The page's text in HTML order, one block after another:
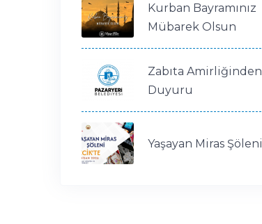
Kurban Bayramınız
Mübarek Olsun
Zabıta Amirliğinden
Duyuru
Yaşayan Miras Şöleni